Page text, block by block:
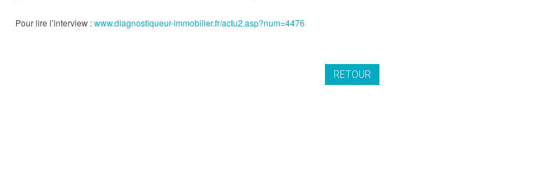
Pour lire l’interview :www.diagnostiqueur-immobilier.fr/actu2.asp?num=4476
RETOUR